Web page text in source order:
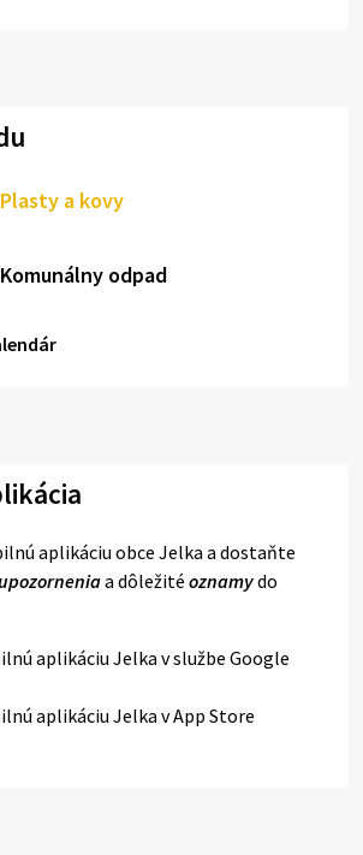
Plasty a kovy
Komunálny odpad
aplikáciu obce Jelka a dostaňte
a dôležité oznamydo